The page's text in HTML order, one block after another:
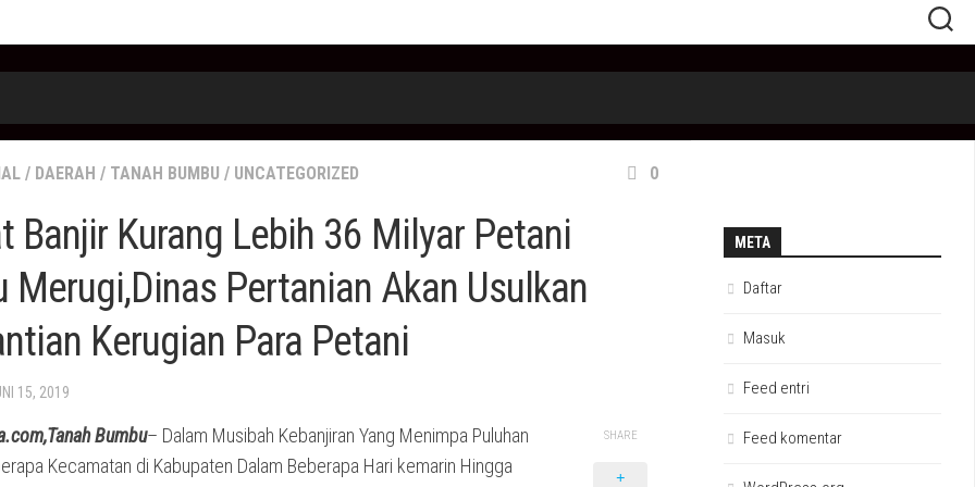
/ DAERAH / TANAH BUMBU / UNCATEGORIZED 0
Banjir Kurang Lebih 36 Milyar Petani
Merugi,Dinas Pertanian Akan Usulkan
Kerugian Para Petani
15, 2019
Bumbu– Dalam Musibah Kebanjiran Yang Menimpa Puluhan
Kecamatan di Kabupaten Dalam Beberapa Hari kemarin Hingga
SHARE
META
Daftar
Masuk
Feed entri
Feed komentar